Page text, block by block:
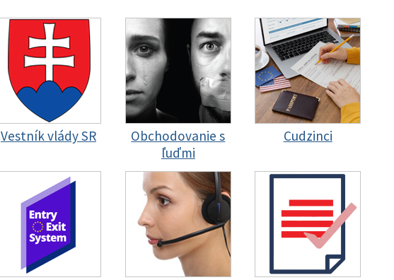
Vestník vlády SR
Obchodovanie s
ľuďmi
Cudzinci